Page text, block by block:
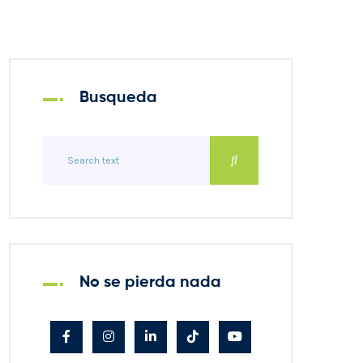
Busqueda
No se pierda nada